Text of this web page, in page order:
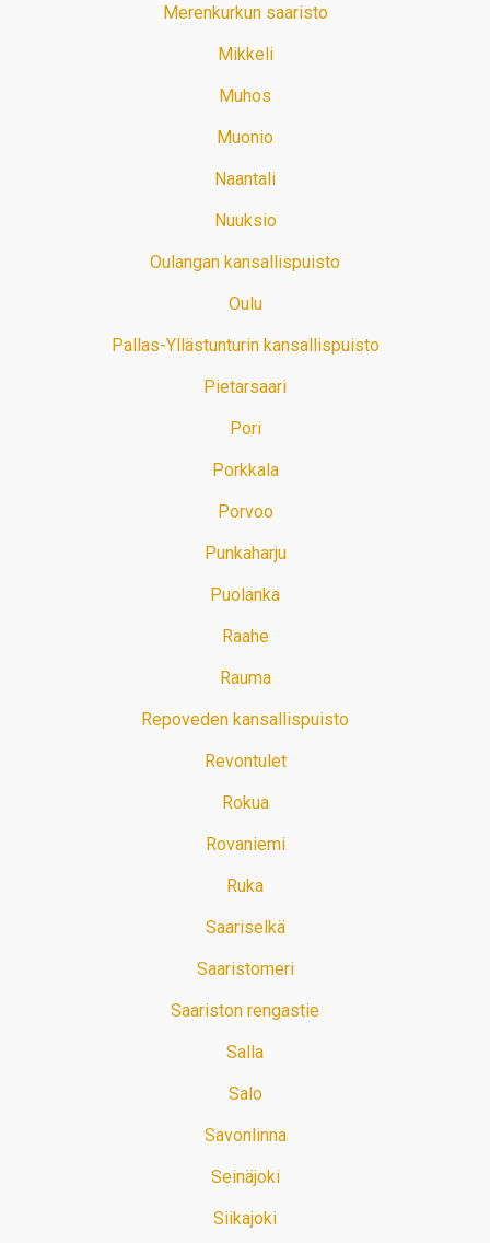
Merenkurkun saaristo
Mikkeli
Muhos
Muonio
Naantali
Nuuksio
Oulangan kansallispuisto
Oulu
Pallas-Yllästunturin kansallispuisto
Pietarsaari
Pori
Porkkala
Porvoo
Punkaharju
Puolanka
Raahe
Rauma
Repoveden kansallispuisto
Revontulet
Rokua
Rovaniemi
Ruka
Saariselkä
Saaristomeri
Saariston rengastie
Salla
Salo
Savonlinna
Seinäjoki
Siikajoki